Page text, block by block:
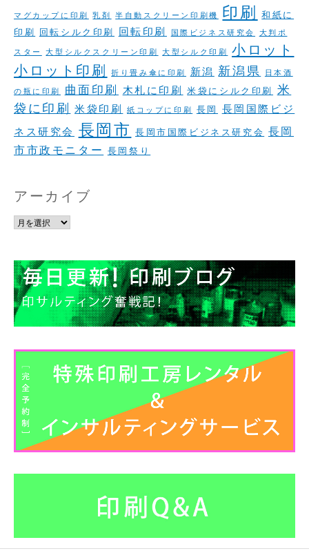
マグカップに印刷 乳剤 半自動スクリーン印刷機 印刷 和紙に
印刷 回転シルク印刷 回転印刷 国際ビジネス研究会
大判ポ
スター
大型シルクスクリーン印刷 大型シルク印刷
小ロット
小ロット印刷
折り畳み傘に印刷 新潟 新潟県
日本酒
の瓶に印刷
曲面印刷 木札に印刷 米袋にシルク印刷 米
袋に印刷 米袋印刷 紙コップに印刷 長岡
長岡国際ビジ
ネス研究会 長岡市 長岡市国際ビジネス研究会 長岡
市市政モニター 長岡祭り
アーカイブ
ア
カ
イ
ブ